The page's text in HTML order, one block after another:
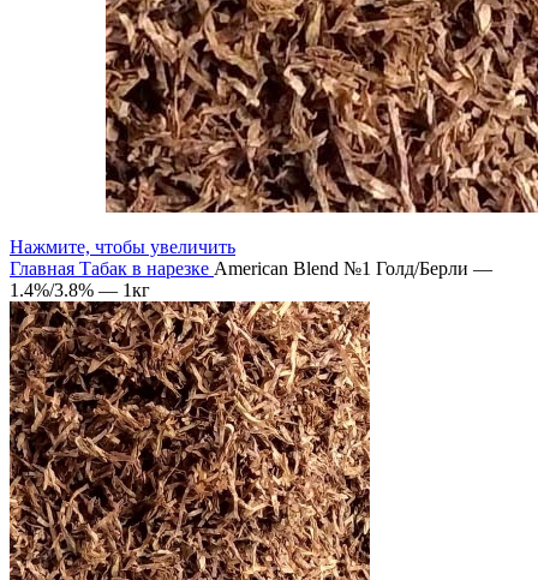
Нажмите, чтобы увеличить
Главная Табак в нарезке American Blend №1 Голд/Берли —
1.4%/3.8% — 1кг